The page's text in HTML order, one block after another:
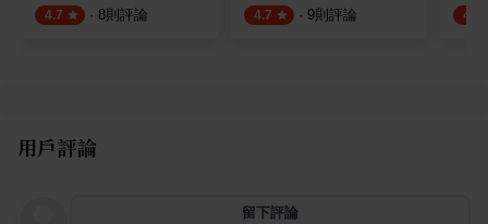
4.7 · 8則評論 4.7 · 9則評論 4.8
用戶評論
留下評論